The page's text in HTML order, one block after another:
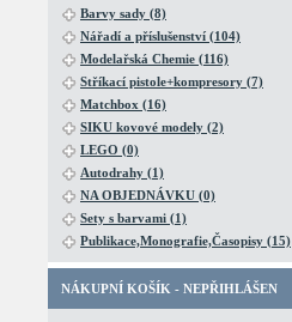
Barvy sady (8)
Nářadí a příslušenství (104)
Modelařská Chemie (116)
Stříkací pistole+kompresory (7)
Matchbox (16)
SIKU kovové modely (2)
LEGO (0)
Autodrahy (1)
NA OBJEDNÁVKU (0)
Sety s barvami (1)
Publikace,Monografie,Časopisy (15)
NÁKUPNÍ KOŠÍK - NEPŘIHLÁŠEN